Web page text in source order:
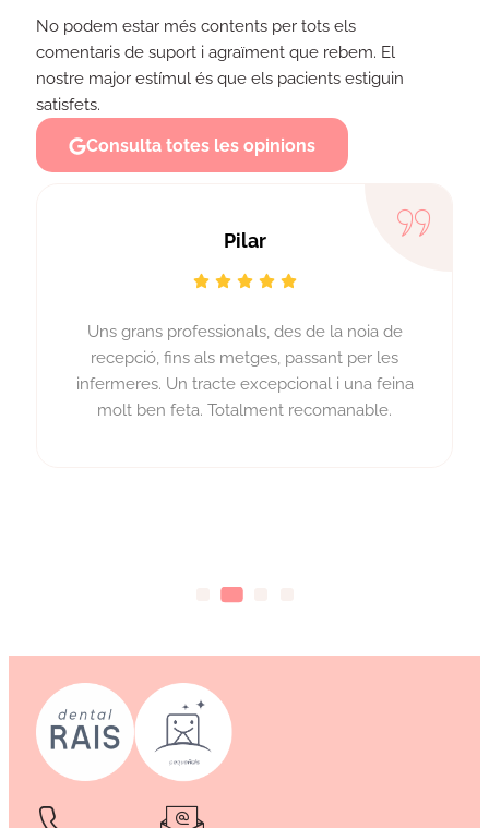
No podem estar més contents per tots els
comentaris de suport i agraïment que rebem. El
nostre major estímul és que els pacients estiguin
satisfets.
Consulta totes les opinions
Pilar
Uns grans professionals, des de la noia de
recepció, fins als metges, passant per les
infermeres. Un tracte excepcional i una feina
molt ben feta. Totalment recomanable.